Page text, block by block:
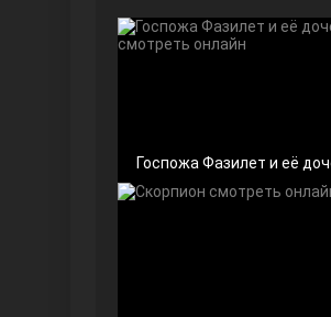
Чёрно-белая любовь
Госпожа Фазилет и её